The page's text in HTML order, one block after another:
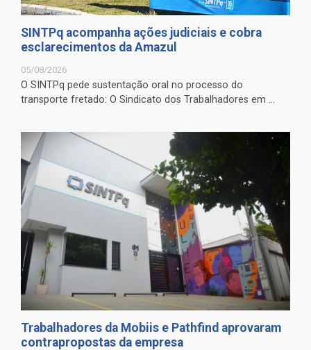
SINTPq acompanha ações judiciais e cobra
esclarecimentos da Amazul
05/08/2026
O SINTPq pede sustentação oral no processo do
transporte fretado: O Sindicato dos Trabalhadores em ...
Trabalhadores da Mobiis e Pathfind aprovaram
contrapropostas da empresa